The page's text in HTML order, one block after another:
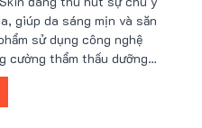
giúp da sáng mịn và săn
sử dụng công nghệ
cường thẩm thấu dưỡng
phẩm chính hãng, Nu88
ưu đãi hấp dẫn.